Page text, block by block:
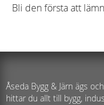
Bli den första att
Åseda Bygg & Järn ägs
hittar du allt till bygg,